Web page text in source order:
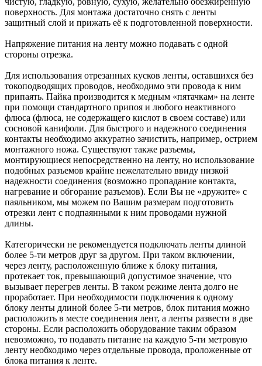
поверхность. Для монтажа достаточно снять с ленты
защитный слой и прижать её к подготовленной поверхности.
Напряжение питания на ленту можно подавать с одной
стороны отрезка.
Для использования отрезанных кусков ленты, оставшихся без
токоподводящих проводов, необходимо эти провода к ним
припаять. Пайка производится к медным «пятачкам» на ленте
при помощи стандартного припоя и любого неактивного
флюса (флюса, не содержащего кислот в своем составе) или
сосновой канифоли. Для быстрого и надежного соединения
контакты необходимо аккуратно зачистить, например, острием
монтажного ножа. Существуют также разъемы,
монтирующиеся непосредственно на ленту, но использование
подобных разъемов крайне нежелательно ввиду низкой
надежности соединения (возможно пропадание контакта,
нагревание и обгорание разъемов). Если Вы не «дружите» с
паяльником, мы можем по Вашим размерам подготовить
отрезки лент с подпаянными к ним проводами нужной
длины.
Категорически не рекомендуется подключать ленты длиной
более 5-ти метров друг за другом. При таком включении,
через ленту, расположенную ближе к блоку питания,
протекает ток, превышающий допустимое значение, что
вызывает перегрев ленты. В таком режиме лента долго не
проработает. При необходимости подключения к одному
блоку ленты длиной более 5-ти метров, блок питания можно
расположить в месте соединения лент, а ленты развести в две
стороны. Если расположить оборудование таким образом
невозможно, то подавать питание на каждую 5-ти метровую
ленту необходимо через отдельные провода, проложенные от
блока питания к ленте.